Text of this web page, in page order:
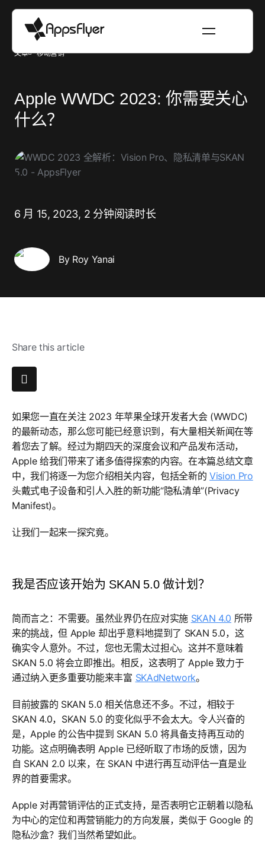
文章 移动营销
Apple WWDC 2023: 你需要关心
什么？
6 月 15, 2023, 2 分钟阅读时长
By Roy Yanai
Share this article
如果您一直在关注 2023 年苹果全球开发者大会 (WWDC)
的最新动态，那么您可能已经意识到，有大量相关新闻在等
着您去了解。经过为期四天的深度会议和产品发布活动，
Apple 给我们带来了诸多值得探索的内容。在本篇总结文章
中，我们将逐一为您介绍相关内容，包括全新的 Vision Pro
头戴式电子设备和引人入胜的新功能“隐私清单”(Privacy
Manifest)。
让我们一起来一探究竟。
我是否应该开始为 SKAN 5.0 做计划？
简而言之：不需要。虽然业界仍在应对实施 SKAN 4.0 所带
来的挑战，但 Apple 却出乎意料地提到了 SKAN 5.0，这
确实令人意外。不过，您也无需太过担心。这并不意味着
SKAN 5.0 将会立即推出。相反，这表明了 Apple 致力于
通过纳入更多重要功能来丰富 SKAdNetwork。
目前披露的 SKAN 5.0 相关信息还不多。不过，相较于
SKAN 4.0，SKAN 5.0 的变化似乎不会太大。令人兴奋的
是，Apple 的公告中提到 SKAN 5.0 将具备支持再互动的
功能。这点明确表明 Apple 已经听取了市场的反馈，因为
自 SKAN 2.0 以来，在 SKAN 中进行再互动评估一直是业
界的首要需求。
Apple 对再营销评估的正式支持，是否表明它正朝着以隐私
为中心的定位和再营销能力的方向发展，类似于 Google 的
隐私沙盒？我们当然希望如此。